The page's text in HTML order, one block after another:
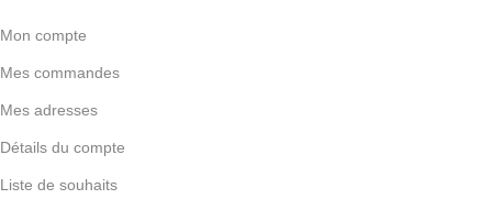
Mon compte
Mes commandes
Mes adresses
Détails du compte
Liste de souhaits